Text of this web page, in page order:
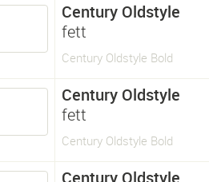
Century Oldstyle
fett
Century Oldstyle Bold
Century Oldstyle
fett
Century Oldstyle Bold
Century Oldstyle